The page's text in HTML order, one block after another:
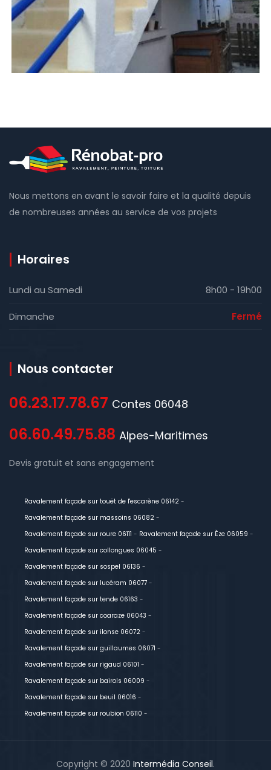
Nous mettons en avant le savoir faire et la qualité depuis
de nombreuses années au service de vos projets
Horaires
Lundi au Samedi 8h00 - 19h00
Dimanche Fermé
Nous contacter
06.23.17.78.67 Contes 06048
06.60.49.75.88 Alpes-Maritimes
Devis gratuit et sans engagement
Ravalement façade sur touët de l'escarène 06142 -
Ravalement façade sur massoins 06082 -
Ravalement façade sur roure 06111 - Ravalement façade sur Èze 06059 -
Ravalement façade sur collongues 06045 -
Ravalement façade sur sospel 06136 -
Ravalement façade sur lucéram 06077 -
Ravalement façade sur tende 06163 -
Ravalement façade sur coaraze 06043 -
Ravalement façade sur ilonse 06072 -
Ravalement façade sur guillaumes 06071 -
Ravalement façade sur rigaud 06101 -
Ravalement façade sur bairols 06009 -
Ravalement façade sur beuil 06016 -
Ravalement façade sur roubion 06110 -
Copyright © 2020 Intermédia Conseil.